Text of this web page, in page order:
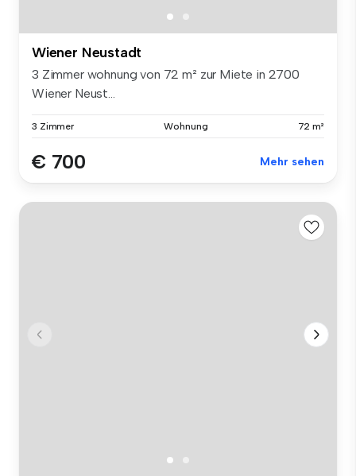
Wiener Neustadt
3 Zimmer wohnung von 72 m² zur Miete in 2700
Wiener Neust...
3 Zimmer Wohnung 72 m²
€ 700 Mehr sehen